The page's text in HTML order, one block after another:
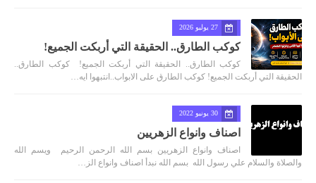
27 يوليو 2026
كوكب الطارق.. الحقيقة التي أربكت الجميع!
كوكب الطارق.. الحقيقة التي أربكت الجميع! كوكب الطارق..
الحقيقة التي أربكت الجميع! كوكب الطارق على الابواب..انتبهوا ايه…
30 يونيو 2022
اصناف وانواع الزهريين
اصناف وانواع الزهريين بسم الله الرحمن الرحيم ويسم الله
والصلاة والسلام علي رسول الله بسم الله نبدأ اصناف وانواع الز…